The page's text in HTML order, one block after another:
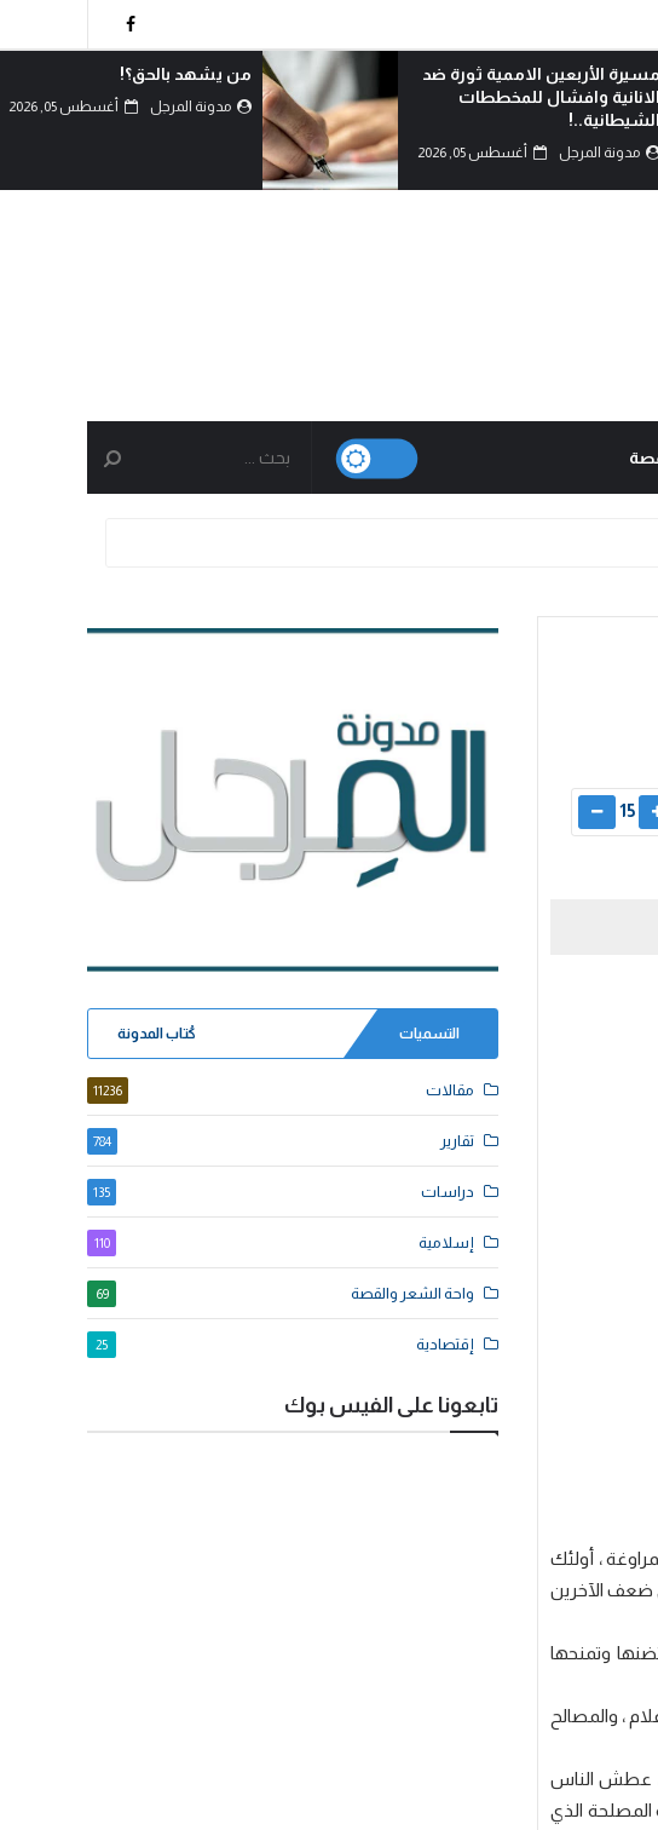
من يشهد بالحق؟!
مدونة المرجل أغسطس 05, 2026
لماذا تعادي السعودية اليمن؟!
مدونة المرجل أغسطس 05, 2026
15
، أولئك
ضعف الآخرين
وتمنحها
، والمصالح
عطش الناس
الذي
التسميات كُتاب المدونة
مقالات 11236
تقارير 784
دراسات 135
إسلامية 110
واحة الشعر والقصة 69
إقتصادية 25
تابعونا على الفيس بوك